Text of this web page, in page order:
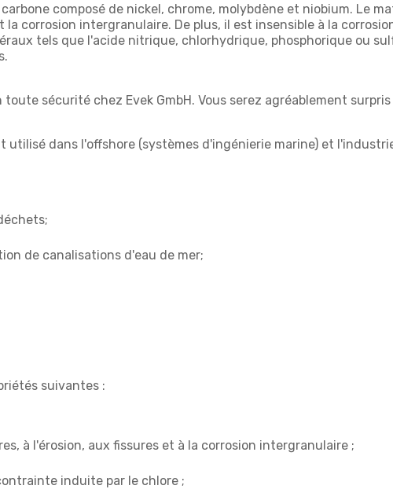
composé de nickel, chrome, molybdène et niobium. Le
la corrosion intergranulaire. De plus, il est insensible à la
tels que l'acide nitrique, chlorhydrique, phosphorique ou
sécurité chez Evek GmbH. Vous serez agréablement
utilisé dans l'offshore (systèmes d'ingénierie marine) et
de canalisations d'eau de mer;
suivantes :
à l'érosion, aux fissures et à la corrosion intergranulaire ;
induite par le chlore ;